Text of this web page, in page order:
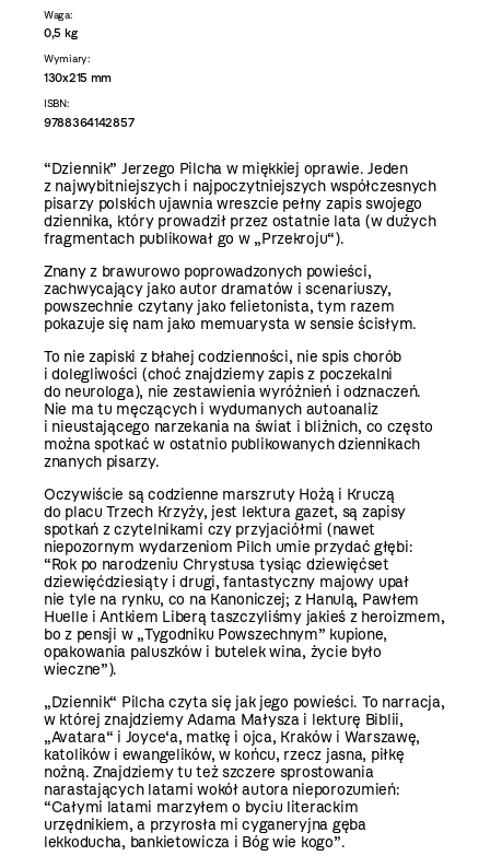
Waga:
0,5 kg
Wymiary:
130x215 mm
ISBN:
9788364142857
“Dziennik” Jerzego Pilcha w miękkiej oprawie. Jeden
z najwybitniejszych i najpoczytniejszych współczesnych
pisarzy polskich ujawnia wreszcie pełny zapis swojego
dziennika, który prowadził przez ostatnie lata (w dużych
fragmentach publikował go w „Przekroju“).
Znany z brawurowo poprowadzonych powieści,
zachwycający jako autor dramatów i scenariuszy,
powszechnie czytany jako felietonista, tym razem
pokazuje się nam jako memuarysta w sensie ścisłym.
To nie zapiski z błahej codzienności, nie spis chorób
i dolegliwości (choć znajdziemy zapis z poczekalni
do neurologa), nie zestawienia wyróżnień i odznaczeń.
Nie ma tu męczących i wydumanych autoanaliz
i nieustającego narzekania na świat i bliźnich, co często
można spotkać w ostatnio publikowanych dziennikach
znanych pisarzy.
Oczywiście są codzienne marszruty Hożą i Kruczą
do placu Trzech Krzyży, jest lektura gazet, są zapisy
spotkań z czytelnikami czy przyjaciółmi (nawet
niepozornym wydarzeniom Pilch umie przydać głębi:
“Rok po narodzeniu Chrystusa tysiąc dziewięćset
dziewięćdziesiąty i drugi, fantastyczny majowy upał
nie tyle na rynku, co na Kanoniczej; z Hanulą, Pawłem
Huelle i Antkiem Liberą taszczyliśmy jakieś z heroizmem,
bo z pensji w „Tygodniku Powszechnym” kupione,
opakowania paluszków i butelek wina, życie było
wieczne”).
„Dziennik“ Pilcha czyta się jak jego powieści. To narracja,
w której znajdziemy Adama Małysza i lekturę Biblii,
„Avatara“ i Joyce‘a, matkę i ojca, Kraków i Warszawę,
katolików i ewangelików, w końcu, rzecz jasna, piłkę
nożną. Znajdziemy tu też szczere sprostowania
narastających latami wokół autora nieporozumień:
“Całymi latami marzyłem o byciu literackim
urzędnikiem, a przyrosła mi cyganeryjna gęba
lekkoducha, bankietowicza i Bóg wie kogo”.